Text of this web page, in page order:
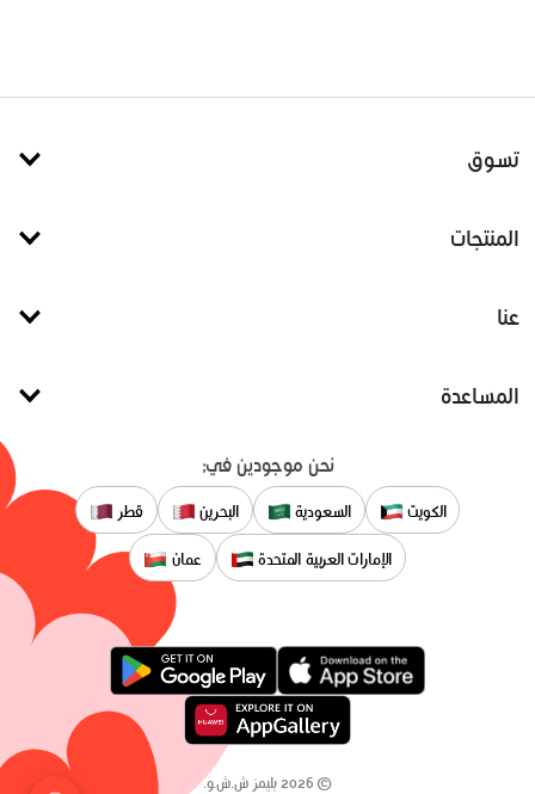
تسوق
المنتجات
عنا
المساعدة
نحن موجودين في:
الكويت السعودية البحرين قطر
الإمارات العربية المتحدة عمان
©
2026 بليمز ش.ش.و.